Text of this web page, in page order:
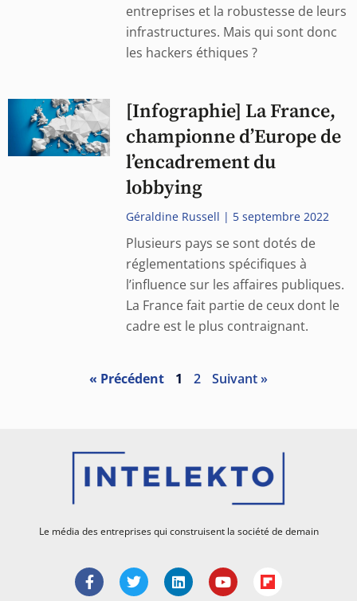
entreprises et la robustesse de leurs
infrastructures. Mais qui sont donc
les hackers éthiques ?
[Infographie] La France,
championne d’Europe de
l’encadrement du
lobbying
Géraldine Russell 5 septembre 2022
Plusieurs pays se sont dotés de
réglementations spécifiques à
l’influence sur les affaires publiques.
La France fait partie de ceux dont le
cadre est le plus contraignant.
« Précédent 1 2 Suivant »
Le média des entreprises qui construisent la société de demain